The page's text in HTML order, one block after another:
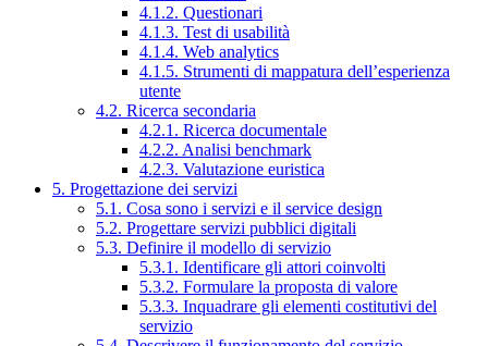
4.1.2. Questionari
4.1.3. Test di usabilità
4.1.4. Web analytics
4.1.5. Strumenti di mappatura dell’esperienza
utente
4.2. Ricerca secondaria
4.2.1. Ricerca documentale
4.2.2. Analisi benchmark
4.2.3. Valutazione euristica
5. Progettazione dei servizi
5.1. Cosa sono i servizi e il service design
5.2. Progettare servizi pubblici digitali
5.3. Definire il modello di servizio
5.3.1. Identificare gli attori coinvolti
5.3.2. Formulare la proposta di valore
5.3.3. Inquadrare gli elementi costitutivi del
servizio